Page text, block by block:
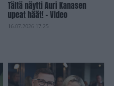
Tältä näytti Auri Kanasen
upeat häät! – Video
16.07.2026 17.25